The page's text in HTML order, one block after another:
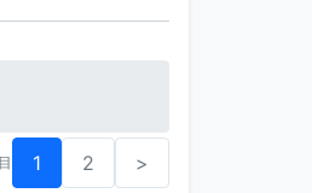
1 2 >